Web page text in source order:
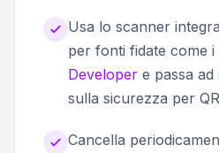
Usa lo scanner
per fonti fidate come i
Developer e passa
sulla sicurezza per
Cancella